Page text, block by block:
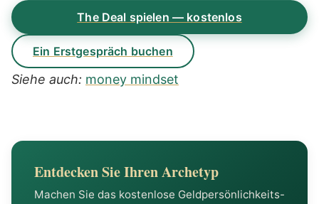
The Deal spielen — kostenlos
Ein Erstgespräch buchen
Siehe auch: money mindset
Entdecken Sie Ihren Archetyp
Machen Sie das kostenlose Geldpersönlichkeits-